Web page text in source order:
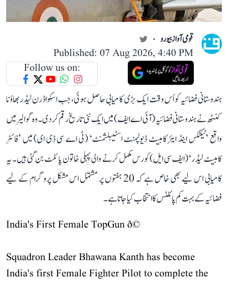
قومی آواز بیورو
Published: 07 Aug 2026, 4:40 PM
Follow us on:
ہندوستانی فضائیہ کو اُس وقت ایک بڑی کامیابی حاصل ہوئی، جب اسکواڈرن لیڈر بھاؤنا
کنٹھ نے ہندوستانی فضائیہ (آئی اے ایف) میں ایک نئی تاریخ رقم کر دی۔ وہ گوالیر میں
واقع ’ٹیکٹکس اینڈ ایئر کامبیٹ ڈیولپمنٹ اسٹیبلشمنٹ‘ (ٹی اے سی ڈی ای) میں ’فائٹر
کامبیٹ لیڈر‘ (ایف سی ایل) کورس مکمل کرنے والی پہلی خاتون پائلٹ بن گئی ہیں۔ یہ
کامیابی اس لیے بھی خاص ہے کہ 20 ہفتوں پر مشتمل اس مشکل پروگرام کے لیے
فضائیہ کے بہت کم پائلٹس کا انتخاب کیا جاتا ہے۔
India's First Female TopGun ð©
Squadron Leader Bhawana Kanth has become
India's first Female Fighter Pilot to complete the